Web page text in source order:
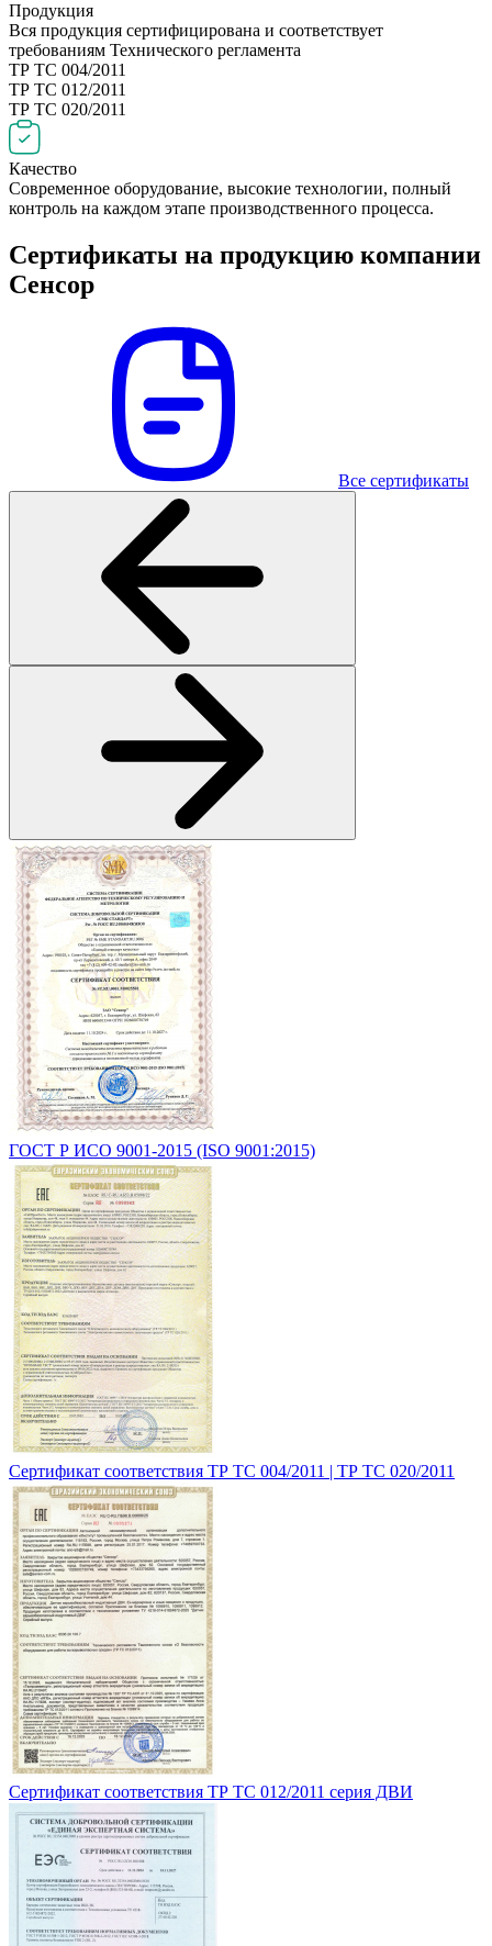
Продукция
Вся продукция сертифицирована и соответствует
требованиям Технического регламента
ТР ТС 004/2011
ТР ТС 012/2011
ТР ТС 020/2011
Качество
Современное оборудование, высокие технологии, полный
контроль на каждом этапе производственного процесса.
Сертификаты на продукцию компании
Сенсор
Все сертификаты
ГОСТ Р ИСО 9001-2015 (ISO 9001:2015)
Сертификат соответствия ТР ТС 004/2011 | ТР ТС 020/2011
Сертификат соответствия ТР ТС 012/2011 серия ДВИ